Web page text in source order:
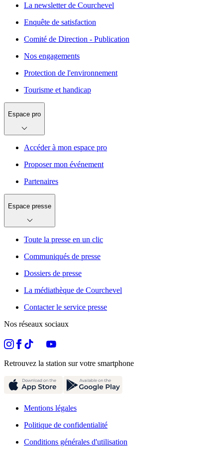
La newsletter de Courchevel
Enquête de satisfaction
Comité de Direction - Publication
Nos engagements
Protection de l'environnement
Tourisme et handicap
Espace pro
Accéder à mon espace pro
Proposer mon événement
Partenaires
Espace presse
Toute la presse en un clic
Communiqués de presse
Dossiers de presse
La médiathèque de Courchevel
Contacter le service presse
Nos réseaux sociaux
Retrouvez la station sur votre smartphone
Mentions légales
Politique de confidentialité
Conditions générales d'utilisation